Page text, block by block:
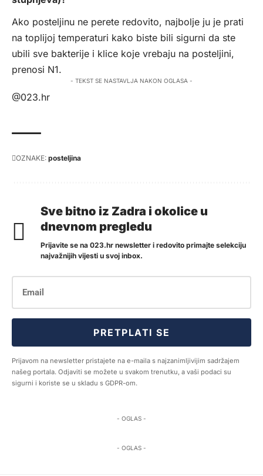
Ako posteljinu ne perete redovito, najbolje ju je prati
na toplijoj temperaturi kako biste bili sigurni da ste
ubili sve bakterije i klice koje vrebaju na posteljini,
prenosi N1.
- TEKST SE NASTAVLJA NAKON OGLASA -
@023.hr
OZNAKE: posteljina
Sve bitno iz Zadra i okolice u
dnevnom pregledu
Prijavite se na 023.hr newsletter i redovito primajte selekciju
najvažnijih vijesti u svoj inbox.
PRETPLATI SE
Prijavom na newsletter pristajete na e-maila s najzanimljivijim sadržajem
našeg portala. Odjaviti se možete u svakom trenutku, a vaši podaci su
sigurni i koriste se u skladu s GDPR-om.
- OGLAS -
- OGLAS -